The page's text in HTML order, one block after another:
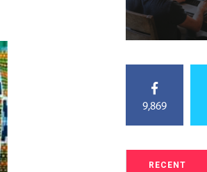
9,869
RECENT